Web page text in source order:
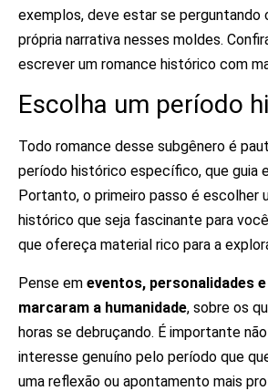
exemplos, deve estar se perguntando
própria narrativa nesses moldes.
escrever um romance histórico com
Escolha um período
Todo romance desse subgênero é
período histórico específico, que guia
Portanto, o primeiro passo é escolher
histórico que seja fascinante para
que ofereça material rico para a
Pense em eventos, personalidades
marcaram a humanidade, sobre os
horas se debruçando. É importante
interesse genuíno pelo período que
uma reflexão ou apontamento mais